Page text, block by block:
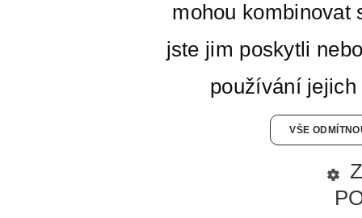
mohou kombinovat
jste jim poskytli
používání
VŠE